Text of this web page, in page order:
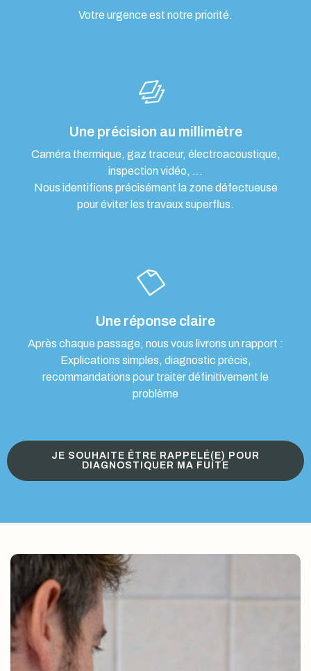
Votre urgence est notre priorité.
Une précision au millimètre
Caméra thermique, gaz traceur, électroacoustique,
inspection vidéo, …
Nous identifions précisément la zone défectueuse
pour éviter les travaux superflus.
Une réponse claire
Après chaque passage, nous vous livrons un rapport :
Explications simples, diagnostic précis,
recommandations pour traiter définitivement le
problème
JE SOUHAITE ÊTRE RAPPELÉ(E) POUR
DIAGNOSTIQUER MA FUITE